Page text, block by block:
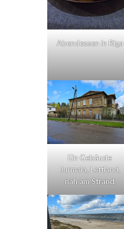
Abendessen in Riga
Ein Gebäude
Jurmala, Lettland,
nah am Strand